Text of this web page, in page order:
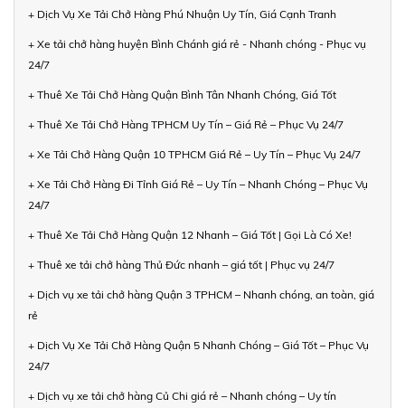
+ Dịch Vụ Xe Tải Chở Hàng Phú Nhuận Uy Tín, Giá Cạnh Tranh
+ Xe tải chở hàng huyện Bình Chánh giá rẻ - Nhanh chóng - Phục vụ
24/7
+ Thuê Xe Tải Chở Hàng Quận Bình Tân Nhanh Chóng, Giá Tốt
+ Thuê Xe Tải Chở Hàng TPHCM Uy Tín – Giá Rẻ – Phục Vụ 24/7
+ Xe Tải Chở Hàng Quận 10 TPHCM Giá Rẻ – Uy Tín – Phục Vụ 24/7
+ Xe Tải Chở Hàng Đi Tỉnh Giá Rẻ – Uy Tín – Nhanh Chóng – Phục Vụ
24/7
+ Thuê Xe Tải Chở Hàng Quận 12 Nhanh – Giá Tốt | Gọi Là Có Xe!
+ Thuê xe tải chở hàng Thủ Đức nhanh – giá tốt | Phục vụ 24/7
+ Dịch vụ xe tải chở hàng Quận 3 TPHCM – Nhanh chóng, an toàn, giá
rẻ
+ Dịch Vụ Xe Tải Chở Hàng Quận 5 Nhanh Chóng – Giá Tốt – Phục Vụ
24/7
+ Dịch vụ xe tải chở hàng Củ Chi giá rẻ – Nhanh chóng – Uy tín